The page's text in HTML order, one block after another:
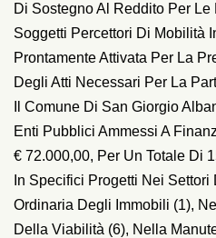
Di Sostegno Al Reddito Per
Soggetti Percettori Di Mobilità
Prontamente Attivata Per La
Degli Atti Necessari Per La
Il Comune Di San Giorgio
Enti Pubblici Ammessi A
€ 72.000,00, Per Un Totale Di
In Specifici Progetti Nei
Ordinaria Degli Immobili (1),
Della Viabilità (6), Nella